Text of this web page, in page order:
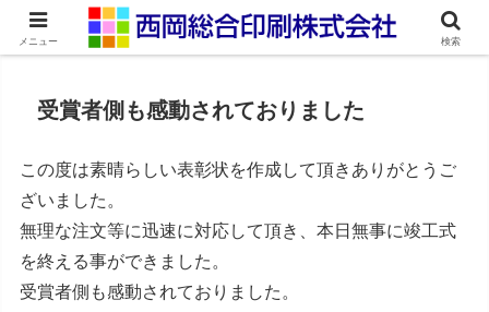
ネット印刷通販・オンデマンド印刷
受賞者側も感動されておりました
この度は素晴らしい表彰状を作成して頂きありがとうご
ざいました。
無理な注文等に迅速に対応して頂き、本日無事に竣工式
を終える事ができました。
受賞者側も感動されておりました。
メニュー 検索